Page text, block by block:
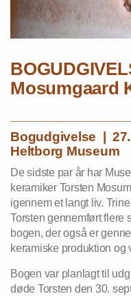
Mosumgaard
Bogudgivelse |
Heltborg Museum
De sidste par år har
keramiker Torsten
igennem et langt liv.
Torsten gennemført flere
bogen, der også er
keramiske produktion og
Bogen var planlagt til
døde Torsten den 30.